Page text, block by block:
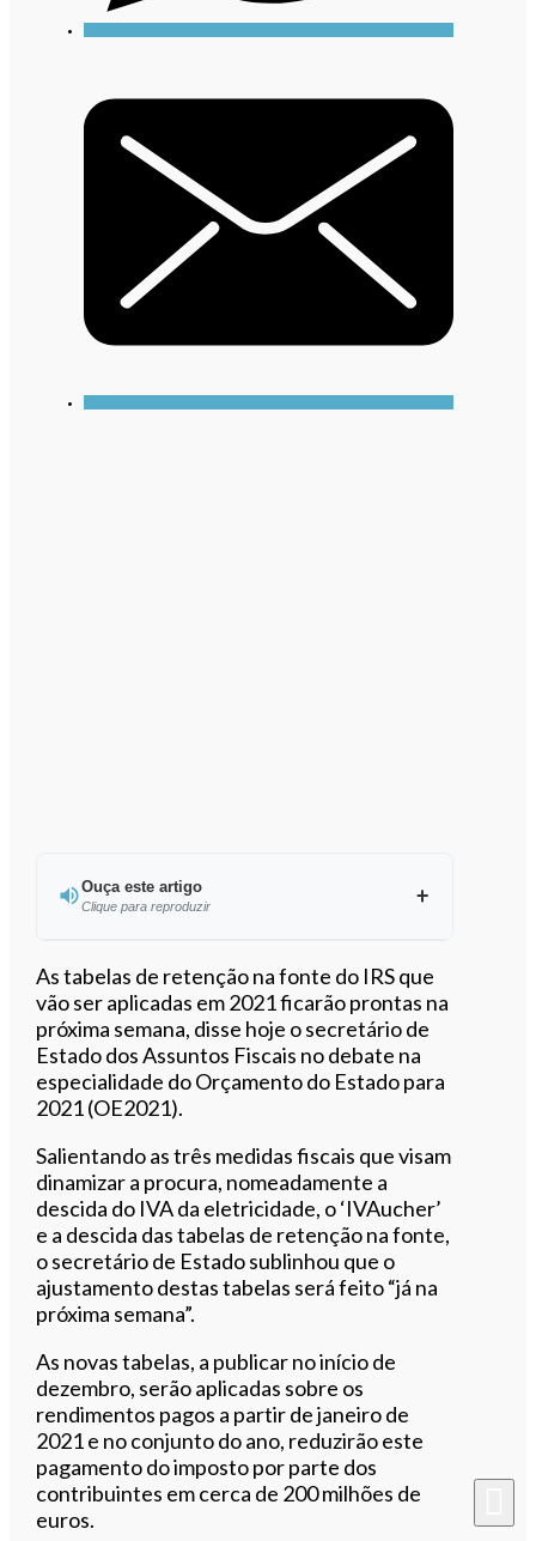
Ouça este artigo
Clique para reproduzir
Ouvir este artigo
As tabelas de retenção na fonte do IRS que
vão ser aplicadas em 2021 ficarão prontas na
próxima semana, disse hoje o secretário de
Estado dos Assuntos Fiscais no debate na
especialidade do Orçamento do Estado para
2021 (OE2021).
Salientando as três medidas fiscais que visam
dinamizar a procura, nomeadamente a
descida do IVA da eletricidade, o ‘IVAucher’
e a descida das tabelas de retenção na fonte,
o secretário de Estado sublinhou que o
ajustamento destas tabelas será feito “já na
próxima semana”.
As novas tabelas, a publicar no início de
dezembro, serão aplicadas sobre os
rendimentos pagos a partir de janeiro de
2021 e no conjunto do ano, reduzirão este
pagamento do imposto por parte dos
contribuintes em cerca de 200 milhões de
euros.